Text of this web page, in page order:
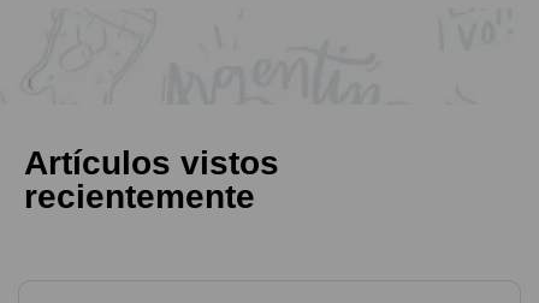
Artículos vistos
recientemente